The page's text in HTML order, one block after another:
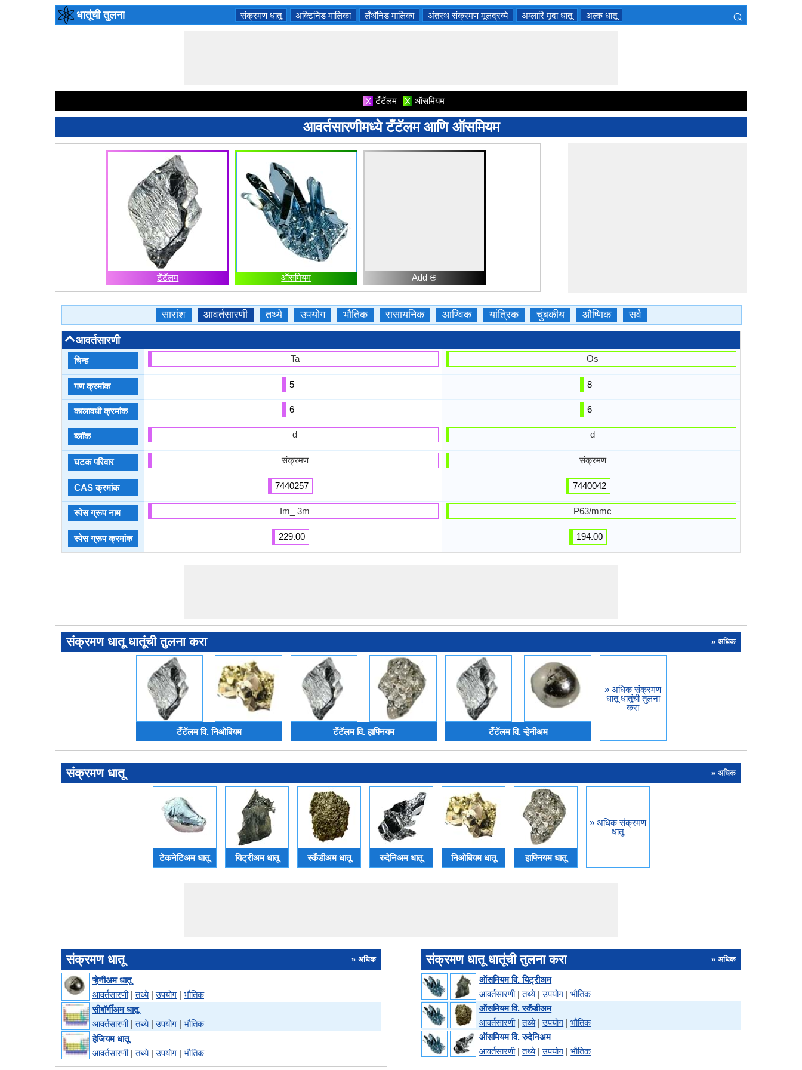
धातूंची तुलना संक्रमण धातू अक्टिनिड मालिका लँथॅनिड मालिका अंतस्थ संक्रमण मूलद्रव्ये अम्लारि मृदा धातू अल्क धातू ⌕
X टँटॅलम X ऑसमियम
आवर्तसारणीमध्ये टँटॅलम आणि ऑसमियम
टँटॅलम ऑसमियम Add ⊕
सारांश आवर्तसारणी तथ्ये उपयोग भौतिक रासायनिक आण्विक यांत्रिक चुंबकीय औष्णिक सर्व
आवर्तसारणी
चिन्ह
गण क्रमांक
कालावधी क्रमांक
ब्लॉक
घटक परिवार
CAS क्रमांक
स्पेस ग्रूप नाम
स्पेस ग्रूप क्रमांक
Ta
5
6
d
संक्रमण
7440257
Im_ 3m
229.00
Os
8
6
d
संक्रमण
7440042
P63/mmc
194.00
संक्रमण धातू धातूंची तुलना करा » अधिक
टँटॅलम वि. निओबियम टँटॅलम वि. हाफ्नियम टँटॅलम वि. ऱ्हेनीअम
» अधिक संक्रमण
धातू धातूंची तुलना
करा
संक्रमण धातू » अधिक
टेकनेटिअम धातू यिट्रीअम धातू स्कॅंडीअम धातू रुदेनिअम धातू निओबियम धातू हाफ्नियम धातू
» अधिक संक्रमण
धातू
संक्रमण धातू » अधिक
ऱ्हेनीअम धातू
आवर्तसारणी|तथ्ये|उपयोग | भौतिक
सीबॉर्गीअम धातू
आवर्तसारणी|तथ्ये|उपयोग | भौतिक
हेजियम धातू
आवर्तसारणी|तथ्ये|उपयोग | भौतिक
संक्रमण धातू धातूंची तुलना करा » अधिक
ऑसमियम वि. यिट्रीअम
आवर्तसारणी|तथ्ये|उपयोग |भौतिक
ऑसमियम वि. स्कॅंडीअम
आवर्तसारणी|तथ्ये|उपयोग |भौतिक
ऑसमियम वि. रुदेनिअम
आवर्तसारणी|तथ्ये|उपयोग |भौतिक